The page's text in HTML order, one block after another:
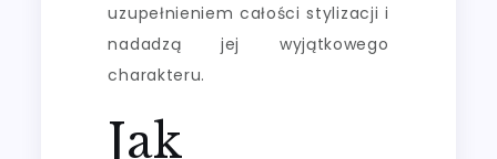
uzupełnieniem całości stylizacji i
nadadzą jej wyjątkowego
charakteru.
Jak